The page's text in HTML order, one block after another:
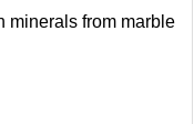
minerals from marble